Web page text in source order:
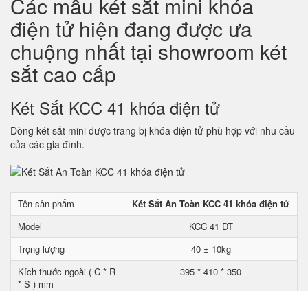
điện tử hiện đang được ưa
chuộng nhất tại showroom két
sắt cao cấp
Két Sắt KCC 41 khóa điện tử
Dòng két sắt mini được trang bị khóa điện tử phù hợp với nhu cầu
của các gia đình.
Tên sản phẩm
Két Sắt An Toàn KCC 41 khóa điện tử
Model
KCC 41 DT
Trọng lượng
40 ± 10kg
Kích thước ngoài ( C * R
* S ) mm
395 * 410 * 350